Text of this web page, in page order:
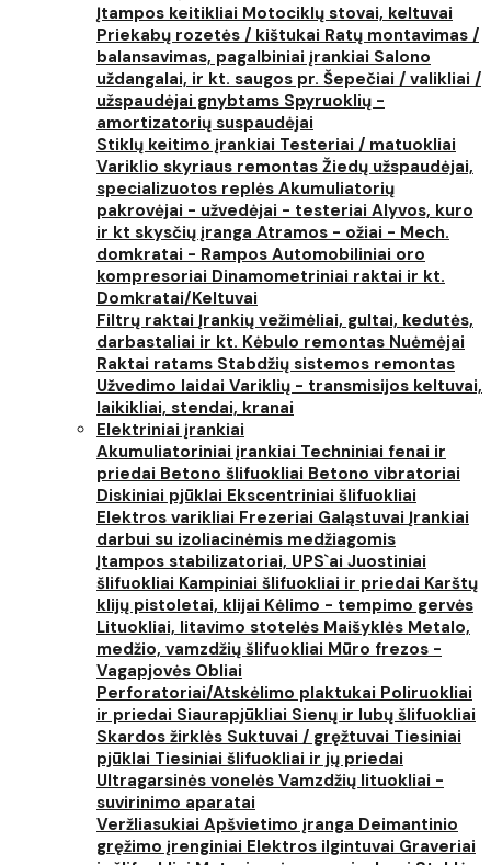
Įtampos keitikliai Motociklų stovai, keltuvai
Priekabų rozetės / kištukai Ratų montavimas /
balansavimas, pagalbiniai įrankiai Salono
uždangalai, ir kt. saugos pr. Šepečiai / valikliai /
užspaudėjai gnybtams Spyruoklių -
amortizatorių suspaudėjai
Stiklų keitimo įrankiai Testeriai / matuokliai
Variklio skyriaus remontas Žiedų užspaudėjai,
specializuotos replės Akumuliatorių
pakrovėjai - užvedėjai - testeriai Alyvos, kuro
ir kt skysčių įranga Atramos - ožiai - Mech.
domkratai - Rampos Automobiliniai oro
kompresoriai Dinamometriniai raktai ir kt.
Domkratai/Keltuvai
Filtrų raktai Įrankių vežimėliai, gultai, kedutės,
darbastaliai ir kt. Kėbulo remontas Nuėmėjai
Raktai ratams Stabdžių sistemos remontas
Užvedimo laidai Variklių - transmisijos keltuvai,
laikikliai, stendai, kranai
Elektriniai įrankiai
Akumuliatoriniai įrankiai Techniniai fenai ir
priedai Betono šlifuokliai Betono vibratoriai
Diskiniai pjūklai Ekscentriniai šlifuokliai
Elektros varikliai Frezeriai Galąstuvai Įrankiai
darbui su izoliacinėmis medžiagomis
Įtampos stabilizatoriai, UPS`ai Juostiniai
šlifuokliai Kampiniai šlifuokliai ir priedai Karštų
klijų pistoletai, klijai Kėlimo - tempimo gervės
Lituokliai, litavimo stotelės Maišyklės Metalo,
medžio, vamzdžių šlifuokliai Mūro frezos -
Vagapjovės Obliai
Perforatoriai/Atskėlimo plaktukai Poliruokliai
ir priedai Siaurapjūkliai Sienų ir lubų šlifuokliai
Skardos žirklės Suktuvai / gręžtuvai Tiesiniai
pjūklai Tiesiniai šlifuokliai ir jų priedai
Ultragarsinės vonelės Vamzdžių lituokliai -
suvirinimo aparatai
Veržliasukiai Apšvietimo įranga Deimantinio
gręžimo įrenginiai Elektros ilgintuvai Graveriai